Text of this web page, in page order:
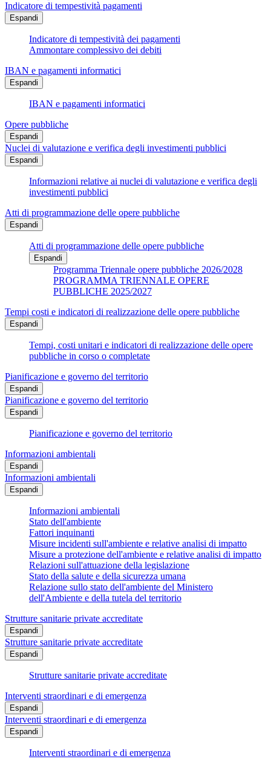
Indicatore di tempestività pagamenti
Espandi
Indicatore di tempestività dei pagamenti
Ammontare complessivo dei debiti
IBAN e pagamenti informatici
Espandi
IBAN e pagamenti informatici
Opere pubbliche
Espandi
Nuclei di valutazione e verifica degli investimenti pubblici
Espandi
Informazioni relative ai nuclei di valutazione e verifica degli
investimenti pubblici
Atti di programmazione delle opere pubbliche
Espandi
Atti di programmazione delle opere pubbliche
Espandi
Programma Triennale opere pubbliche 2026/2028
PROGRAMMA TRIENNALE OPERE
PUBBLICHE 2025/2027
Tempi costi e indicatori di realizzazione delle opere pubbliche
Espandi
Tempi, costi unitari e indicatori di realizzazione delle opere
pubbliche in corso o completate
Pianificazione e governo del territorio
Espandi
Pianificazione e governo del territorio
Espandi
Pianificazione e governo del territorio
Informazioni ambientali
Espandi
Informazioni ambientali
Espandi
Informazioni ambientali
Stato dell'ambiente
Fattori inquinanti
Misure incidenti sull'ambiente e relative analisi di impatto
Misure a protezione dell'ambiente e relative analisi di impatto
Relazioni sull'attuazione della legislazione
Stato della salute e della sicurezza umana
Relazione sullo stato dell'ambiente del Ministero
dell'Ambiente e della tutela del territorio
Strutture sanitarie private accreditate
Espandi
Strutture sanitarie private accreditate
Espandi
Strutture sanitarie private accreditate
Interventi straordinari e di emergenza
Espandi
Interventi straordinari e di emergenza
Espandi
Interventi straordinari e di emergenza